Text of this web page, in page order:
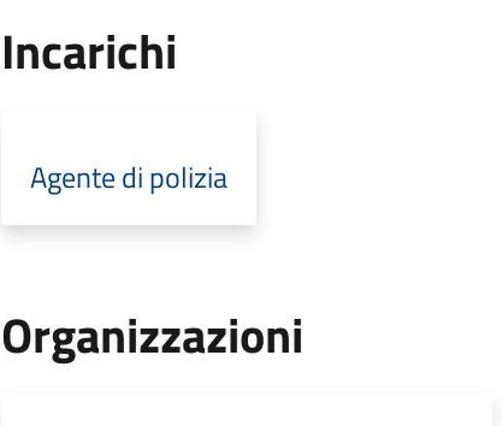
Incarichi
Agente di polizia
Organizzazioni